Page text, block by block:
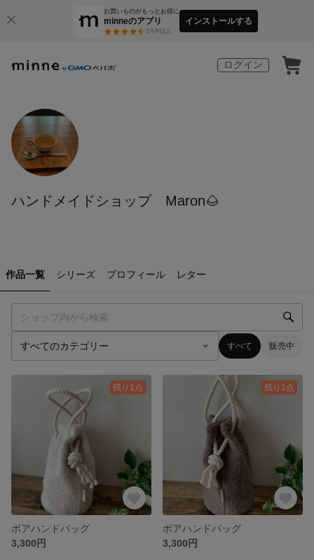
お買いものがもっとお得に
minneのアプリ
3万件以上
インストールする
ログイン
ハンドメイドショップ Maron🌰
作品一覧 シリーズ プロフィール レター
すべて 販売中
残り1点
ボアハンドバッグ
3,300円
残り1点
ボアハンドバッグ
3,300円